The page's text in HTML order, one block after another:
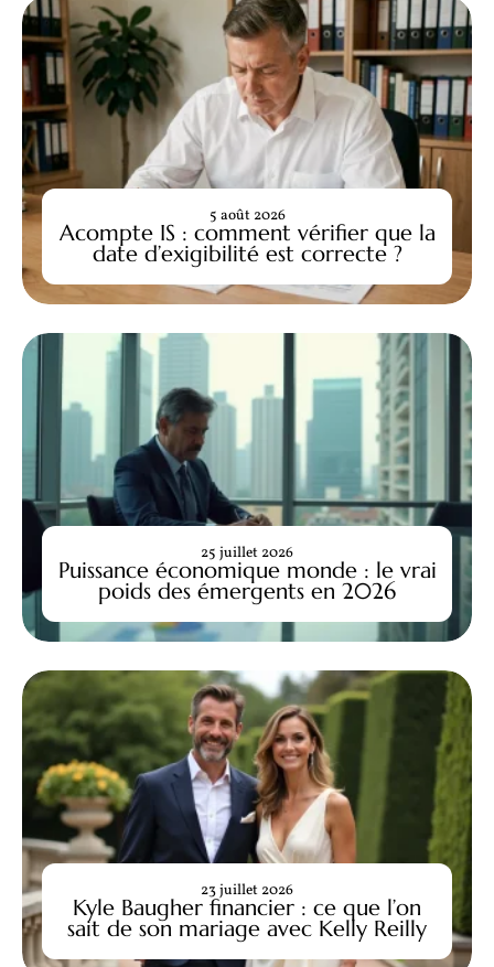
Acompte IS : comment vérifier que la
date d’exigibilité est correcte ?
5 août 2026
Puissance économique monde : le vrai
poids des émergents en 2026
25 juillet 2026
Kyle Baugher financier : ce que l’on
sait de son mariage avec Kelly Reilly
23 juillet 2026